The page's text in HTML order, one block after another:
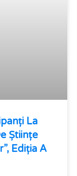
La
Științe
Ediția A